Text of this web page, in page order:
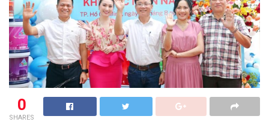
0
SHARES